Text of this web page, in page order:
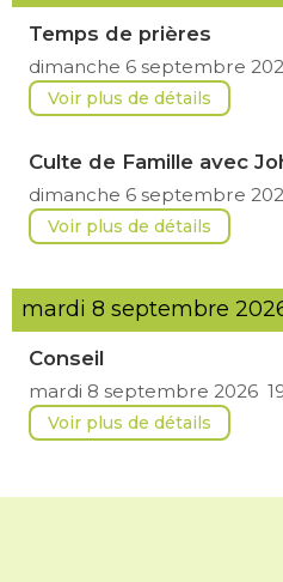
Temps de prières
dimanche 6 septembre
Voir plus de détails
Culte de Famille avec
dimanche 6 septembre
Voir plus de détails
mardi 8 septembre
Conseil
mardi 8 septembre 2026
Voir plus de détails